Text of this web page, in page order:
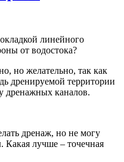
линейного
от водостока?
но желательно, так как
дренируемой территории
дренажных каналов.
дренаж, но не могу
Какая лучше – точечная